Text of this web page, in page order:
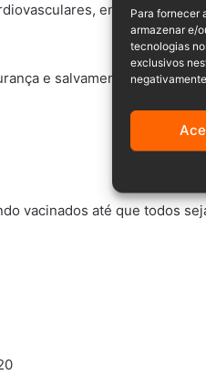
Para fornecer
armazenar e/
tecnologias
exclusivos
entre outras) –
e salvamento e
vacinados até que todos